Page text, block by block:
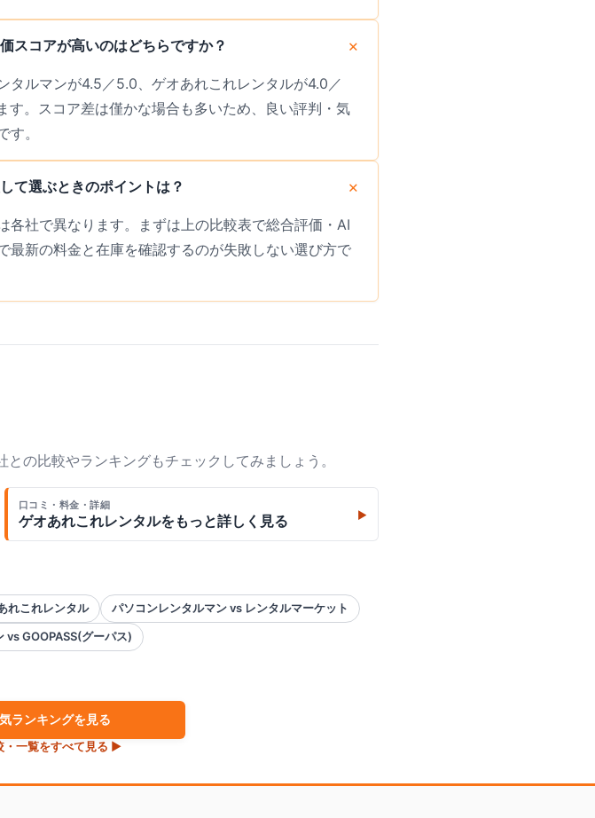
スコアが高いのはどちらですか？
タルマンが4.5／5.0、ゲオあれこれレンタルが4.0／
。スコア差は僅かな場合も多いため、良い評判・気
。
て選ぶときのポイントは？
社で異なります。まずは上の比較表で総合評価・AI
新の料金と在庫を確認するのが失敗しない選び方で
の比較やランキングもチェックしてみましょう。
口コミ・料金・詳細
ゲオあれこれレンタルをもっと詳しく見る ▶
れこれレンタル
パソコンレンタルマン vs レンタルマーケット
vs GOOPASS(グーパス)
ランキングを見る
・一覧をすべて見る ▶